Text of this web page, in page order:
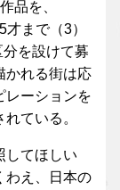
品を、
まで（3）
を設けて募
かれる街は応
レーションを
ている。
してほしい
わえ、日本の